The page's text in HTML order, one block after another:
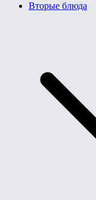
Вторые блюда